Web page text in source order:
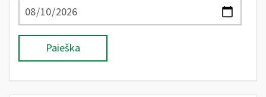
Paieška